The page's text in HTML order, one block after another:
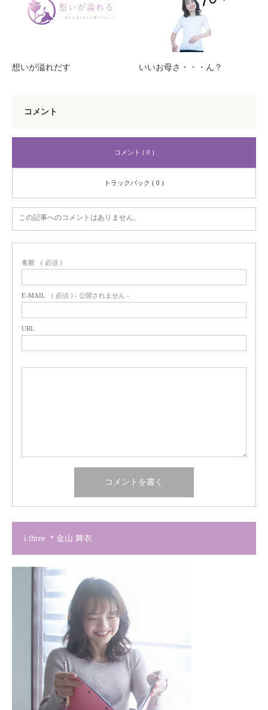
想いが溢れだす いいお母さ・・・ん？
コメント
コメント ( 0 )
トラックバック ( 0 )
この記事へのコメントはありません。
名前 ( 必須 )
E-MAIL ( 必須 ) - 公開されません -
URL
i.three ＊金山 舞衣